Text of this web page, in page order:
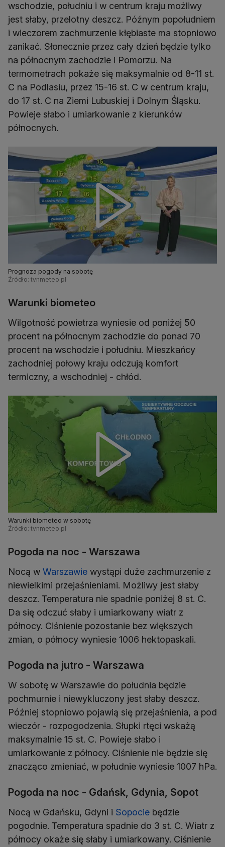
wschodzie, południu i w centrum kraju możliwy
jest słaby, przelotny deszcz. Późnym popołudniem
i wieczorem zachmurzenie kłębiaste ma stopniowo
zanikać. Słonecznie przez cały dzień będzie tylko
na północnym zachodzie i Pomorzu. Na
termometrach pokaże się maksymalnie od 8-11 st.
C na Podlasiu, przez 15-16 st. C w centrum kraju,
do 17 st. C na Ziemi Lubuskiej i Dolnym Śląsku.
Powieje słabo i umiarkowanie z kierunków
północnych.
Prognoza pogody na sobotę
Źródło: tvnmeteo.pl
Warunki biometeo
Wilgotność powietrza wyniesie od poniżej 50
procent na północnym zachodzie do ponad 70
procent na wschodzie i południu. Mieszkańcy
zachodniej połowy kraju odczują komfort
termiczny, a wschodniej - chłód.
Warunki biometeo w sobotę
Źródło: tvnmeteo.pl
Pogoda na noc - Warszawa
Nocą w Warszawie wystąpi duże zachmurzenie z
niewielkimi przejaśnieniami. Możliwy jest słaby
deszcz. Temperatura nie spadnie poniżej 8 st. C.
Da się odczuć słaby i umiarkowany wiatr z
północy. Ciśnienie pozostanie bez większych
zmian, o północy wyniesie 1006 hektopaskali.
Pogoda na jutro - Warszawa
W sobotę w Warszawie do południa będzie
pochmurnie i niewykluczony jest słaby deszcz.
Później stopniowo pojawią się przejaśnienia, a pod
wieczór - rozpogodzenia. Słupki rtęci wskażą
maksymalnie 15 st. C. Powieje słabo i
umiarkowanie z północy. Ciśnienie nie będzie się
znacząco zmieniać, w południe wyniesie 1007 hPa.
Pogoda na noc - Gdańsk, Gdynia, Sopot
Nocą w Gdańsku, Gdyni i Sopocie będzie
pogodnie. Temperatura spadnie do 3 st. C. Wiatr z
północy okaże się słaby i umiarkowany. Ciśnienie